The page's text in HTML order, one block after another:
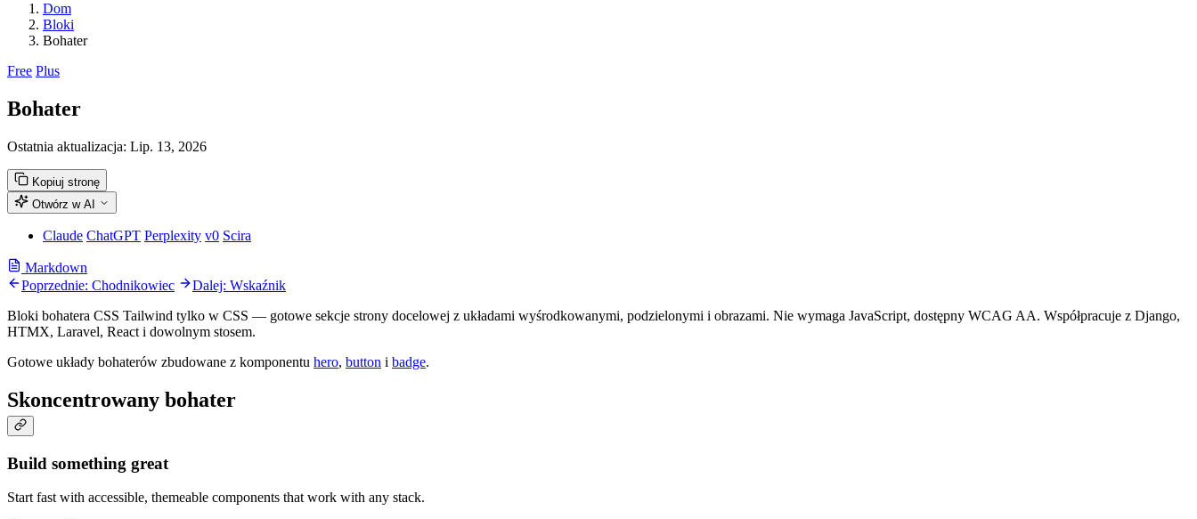
Dom
Bloki
Bohater
Free Plus
Bohater
Ostatnia aktualizacja: Lip. 13, 2026
Kopiuj stronę
Otwórz w AI
Claude ChatGPT Perplexity v0 Scira
Markdown
Poprzednie: Chodnikowiec
Dalej: Wskaźnik
Bloki bohatera CSS Tailwind tylko w CSS — gotowe sekcje strony docelowej z układami wyśrodkowanymi, podzielonymi i obrazami. Nie wymaga JavaScript, dostępny WCAG AA. Współpracuje z Django,
HTMX, Laravel, React i dowolnym stosem.
Gotowe układy bohaterów zbudowane z komponentu hero, button i badge.
Skoncentrowany bohater
Build something great
Start fast with accessible, themeable components that work with any stack.